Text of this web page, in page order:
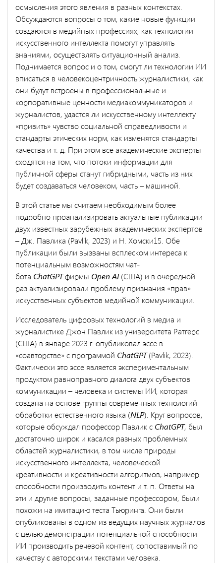
осмысления этого явления в разных контекстах.
Обсуждаются вопросы о том, какие новые функции
создаются в медийных профессиях, как технологии
искусственного интеллекта помогут управлять
знаниями, осуществлять ситуационный анализ.
Поднимается вопрос и о том, смогут ли технологии ИИ
вписаться в человекоцентричность журналистики, как
они будут встроены в профессиональные и
корпоративные ценности медиакоммуникаторов и
журналистов, удастся ли искусственному интеллекту
«привить» чувство социальной справедливости и
стандарты этических норм, как изменятся стандарты
качества и т. д. При этом все академические эксперты
сходятся на том, что потоки информации для
публичной сферы станут гибридными, часть из них
будет создаваться человеком, часть – машиной.
В этой статье мы считаем необходимым более
подробно проанализировать актуальные публикации
двух известных зарубежных академических экспертов
– Дж. Павлика (Pavlik, 2023) и Н. Хомски15. Обе
публикации были вызваны всплеском интереса к
потенциальным возможностям чат-
бота ChatGPTфирмы Open AI(США) и в очередной
раз актуализировали проблему признания «прав»
искусственных субъектов медийной коммуникации.
Исследователь цифровых технологий в медиа и
журналистике Джон Павлик из университета Ратгерс
(США) в январе 2023 г. опубликовал эссе в
«соавторстве» с программой ChatGPT(Pavlik, 2023).
Фактически это эссе является экспериментальным
продуктом равноправного диалога двух субъектов
коммуникации – человека и системы ИИ, которая
создана на основе группы современных технологий
обработки естественного языка (NLP). Круг вопросов,
которые обсуждал профессор Павлик с ChatGPT, был
достаточно широк и касался разных проблемных
областей журналистики, в том числе природы
искусственного интеллекта, человеческой
креативности и креативности алгоритмов, например
способности производить контент и т. п. Ответы на
эти и другие вопросы, заданные профессором, были
похожи на имитацию теста Тьюринга. Они были
опубликованы в одном из ведущих научных журналов
с целью демонстрации потенциальной способности
ИИ производить речевой контент, сопоставимый по
качеству с авторскими текстами человека.